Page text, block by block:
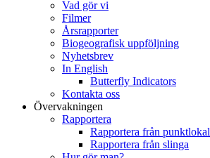
Vad gör vi
Filmer
Årsrapporter
Biogeografisk uppföljning
Nyhetsbrev
In English
Butterfly Indicators
Kontakta oss
Övervakningen
Rapportera
Rapportera från punktlokal
Rapportera från slinga